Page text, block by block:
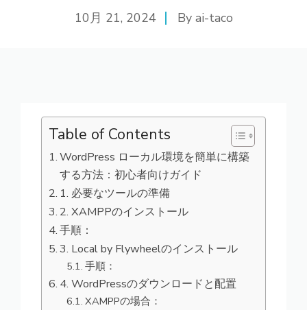
10月 21, 2024 By ai-taco
Table of Contents
WordPress ローカル環境を簡単に構築
する方法：初心者向けガイド
1. 必要なツールの準備
2. XAMPPのインストール
手順：
3. Local by Flywheelのインストール
手順：
4. WordPressのダウンロードと配置
XAMPPの場合：